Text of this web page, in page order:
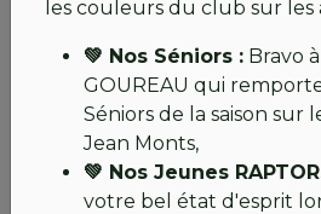
les couleurs du club sur les
💚 Nos Séniors : Bravo
GOUREAU qui
Séniors de la saison sur
Jean Monts,
💚 Nos Jeunes
votre bel état d'esprit
Chers membres, chers amis,
Les travaux avancent sur l’Ile
interventions nécessitent
précautions, notamment pour
nous continuons de progresser